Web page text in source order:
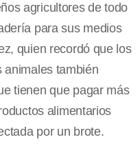
agricultores de todo
para sus medios
quien recordó que los
animales también
tienen que pagar más
alimentarios
por un brote.